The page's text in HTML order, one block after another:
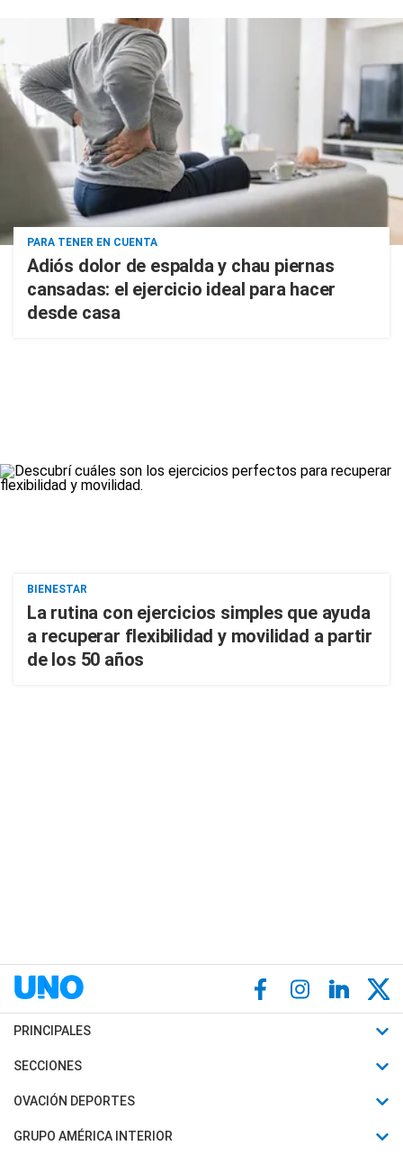
PARA TENER EN CUENTA
Adiós dolor de espalda y chau piernas
cansadas: el ejercicio ideal para hacer
desde casa
BIENESTAR
La rutina con ejercicios simples que ayuda
a recuperar flexibilidad y movilidad a partir
de los 50 años
PRINCIPALES
Últimas Noticias
Política
SECCIONES
Horóscopo
Motores
OVACIÓN DEPORTES
Fútbol
GRUPO AMÉRICA INTERIOR